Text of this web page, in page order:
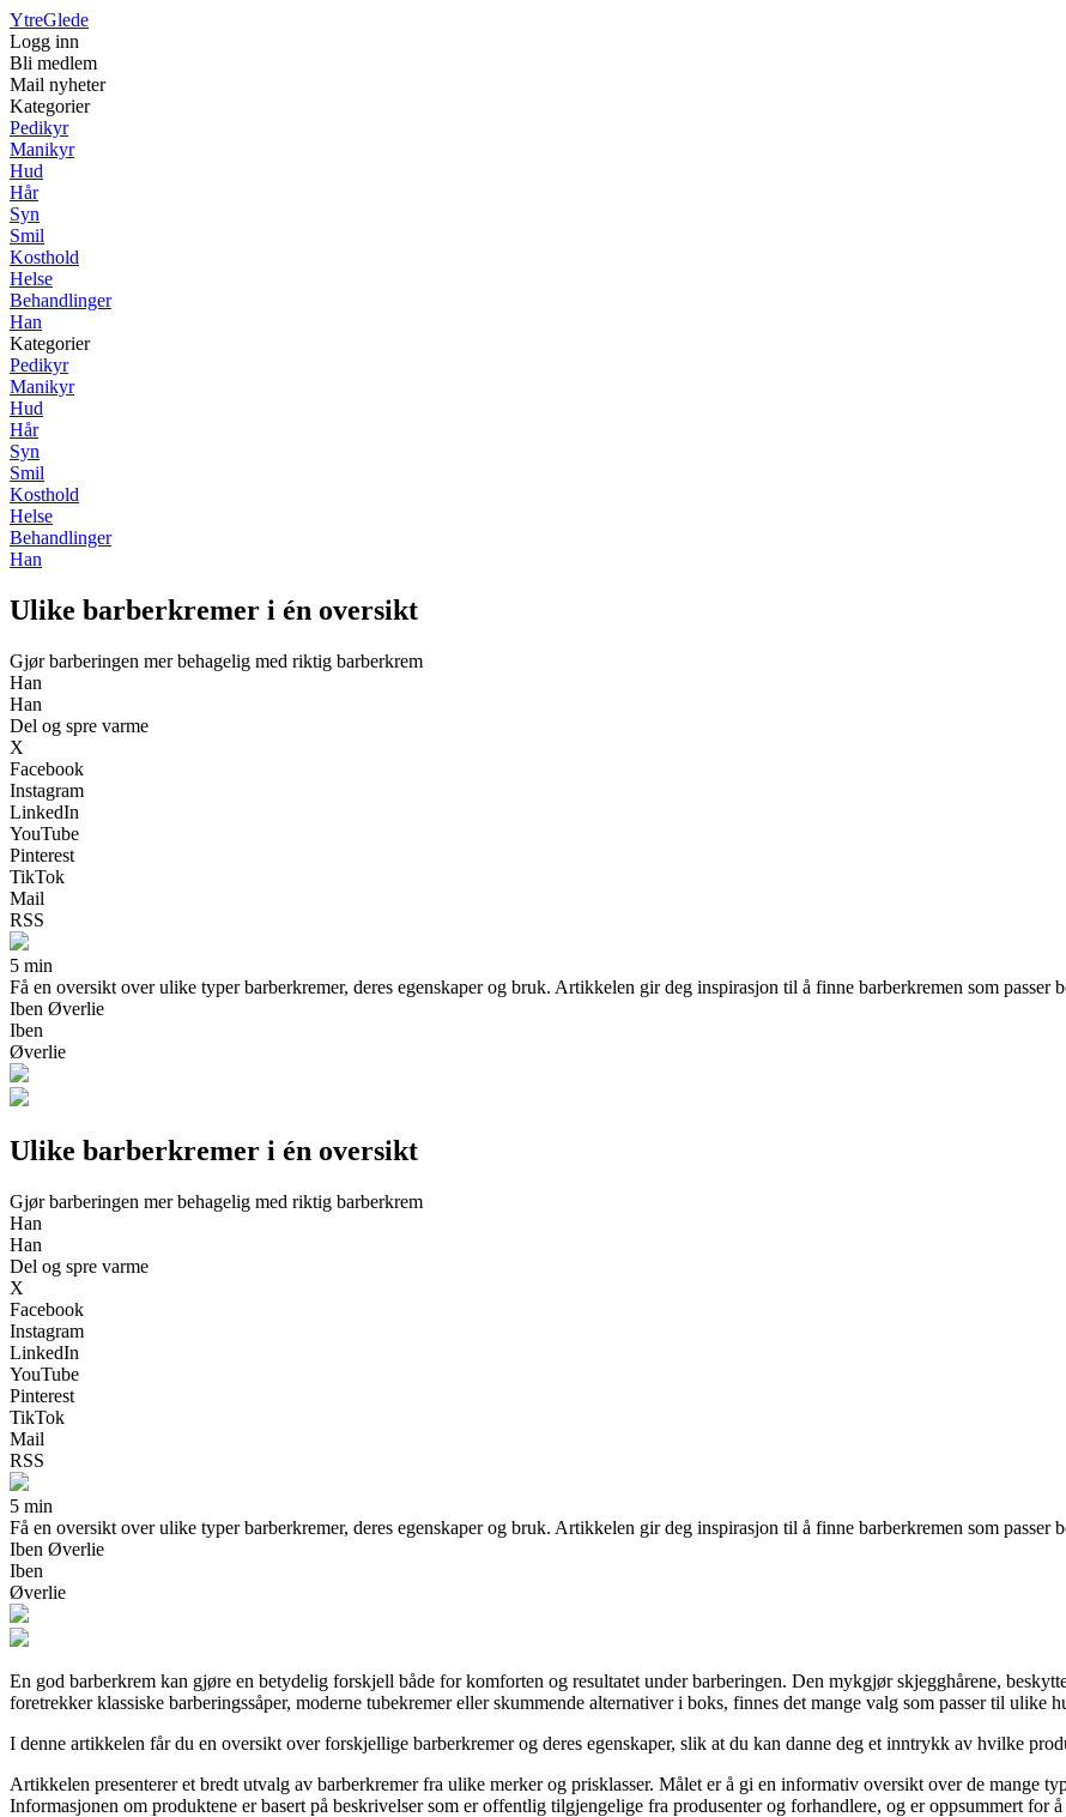
YtreGlede
Logg inn
Bli medlem
Mail nyheter
Kategorier
Pedikyr
Manikyr
Hud
Hår
Syn
Smil
Kosthold
Helse
Behandlinger
Han
Kategorier
Pedikyr
Manikyr
Hud
Hår
Syn
Smil
Kosthold
Helse
Behandlinger
Han
Ulike barberkremer i én oversikt
Gjør barberingen mer behagelig med riktig barberkrem
Han
Han
Del og spre varme
X
Facebook
Instagram
LinkedIn
YouTube
Pinterest
TikTok
Mail
RSS
5 min
Få en oversikt over ulike typer barberkremer, deres egenskaper og bruk. Artikkelen gir deg inspirasjon til å finne barberkremen som passer
Iben Øverlie
Iben
Øverlie
Ulike barberkremer i én oversikt
Gjør barberingen mer behagelig med riktig barberkrem
Han
Han
Del og spre varme
X
Facebook
Instagram
LinkedIn
YouTube
Pinterest
TikTok
Mail
RSS
5 min
Få en oversikt over ulike typer barberkremer, deres egenskaper og bruk. Artikkelen gir deg inspirasjon til å finne barberkremen som passer
Iben Øverlie
Iben
Øverlie
En god barberkrem kan gjøre en betydelig forskjell både for komforten og resultatet under barberingen. Den mykgjør skjegghårene,
foretrekker klassiske barberingssåper, moderne tubekremer eller skummende alternativer i boks, finnes det mange valg som passer til ulike
I denne artikkelen får du en oversikt over forskjellige barberkremer og deres egenskaper, slik at du kan danne deg et inntrykk av hvilke
Artikkelen presenterer et bredt utvalg av barberkremer fra ulike merker og prisklasser. Målet er å gi en informativ oversikt over de mange
Informasjonen om produktene er basert på beskrivelser som er offentlig tilgjengelige fra produsenter og forhandlere, og er oppsummert for